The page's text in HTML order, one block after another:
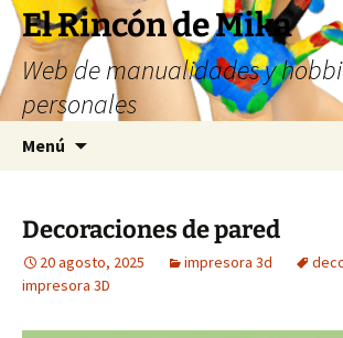
Saltar
contenido
El Rincón de Mika
Web de manualidades y
personales
Menú
Decoraciones de pared
20 agosto, 2025 impresora 3d
impresora 3D